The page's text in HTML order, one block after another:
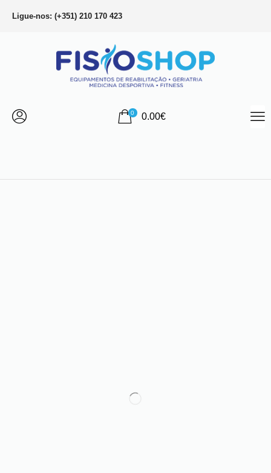
Ligue-nos: (+351) 210 170 423
0 0.00€